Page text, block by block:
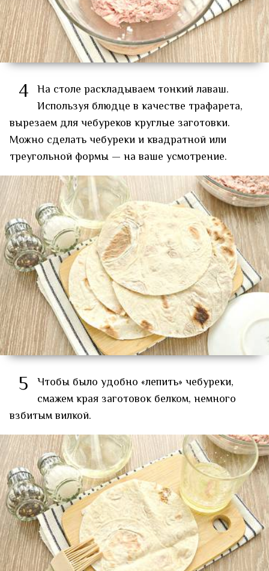
4 На столе раскладываем тонкий лаваш.
Используя блюдце в качестве трафарета,
вырезаем для чебуреков круглые заготовки.
Можно сделать чебуреки и квадратной или
треугольной формы — на ваше усмотрение.
5 Чтобы было удобно «лепить» чебуреки,
смажем края заготовок белком, немного
взбитым вилкой.